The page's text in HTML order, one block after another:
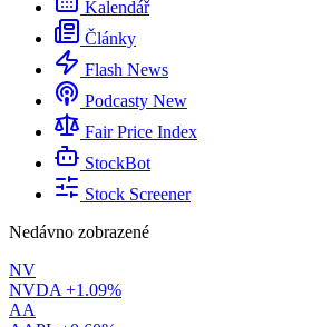
Kalendář
Články
Flash News
Podcasty New
Fair Price Index
StockBot
Stock Screener
Nedávno zobrazené
NV
NVDA +1.09%
AA